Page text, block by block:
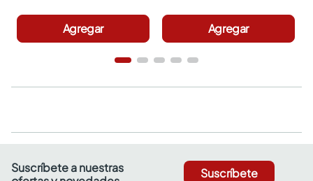
Agregar Agregar
Suscríbete a nuestras
Suscríbete